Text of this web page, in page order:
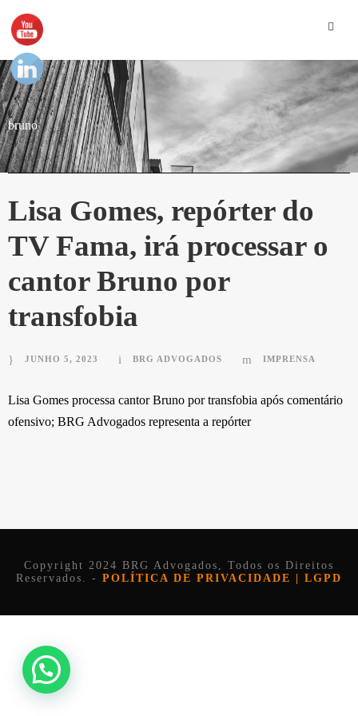
bruno
Lisa Gomes, repórter do
TV Fama, irá processar o
cantor Bruno por
transfobia
JUNHO 5, 2023 BRG ADVOGADOS IMPRENSA
Lisa Gomes processa cantor Bruno por transfobia após comentário
ofensivo; BRG Advogados representa a repórter
Copyright 2024 BRG Advogados, Todos os Direitos
Reservados. - POLÍTICA DE PRIVACIDADE | LGPD